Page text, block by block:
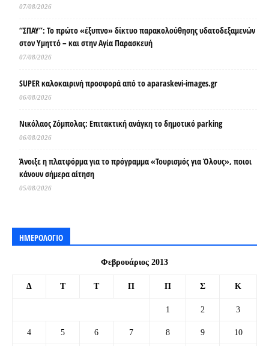
07/08/2026
“ΣΠΑΥ”: Το πρώτο «έξυπνο» δίκτυο παρακολούθησης υδατοδεξαμενών
στον Υμηττό – και στην Αγία Παρασκευή
07/08/2026
SUPER καλοκαιρινή προσφορά από το aparaskevi-images.gr
06/08/2026
Νικόλαος Ζόμπολας: Επιτακτική ανάγκη το δημοτικό parking
06/08/2026
Άνοιξε η πλατφόρμα για το πρόγραμμα «Τουρισμός για Όλους», ποιοι
κάνουν σήμερα αίτηση
05/08/2026
ΗΜΕΡΟΛΟΓΙΟ
Φεβρουάριος 2013
Δ Τ Τ Π Π Σ Κ
1 2 3
4 5 6 7 8 9 10